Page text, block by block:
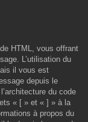
HTML, vous offrant
L’utilisation du
il vous est
depuis le
du code
« [ » et « ] » à la
à propos du